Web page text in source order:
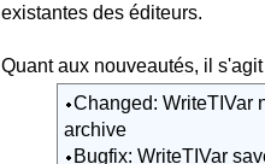
existantes des éditeurs.
Quant aux nouveautés, il
Changed: WriteTIVar
archive
Bugfix: WriteTIVar